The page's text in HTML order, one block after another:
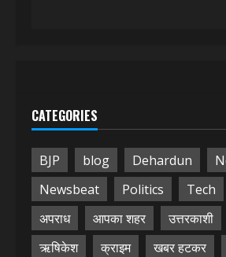
CATEGORIES
BJP blog Dehardun
Newsbeat
Politics Tech
अपराध
आपका शहर उत्तरकाशी
ऋषिकेश
क्राइम खबर हटकर